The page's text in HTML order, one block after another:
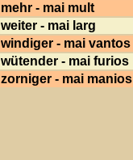
mehr - mai mult
weiter - mai larg
windiger - mai vantos
wütender - mai furios
zorniger - mai manios